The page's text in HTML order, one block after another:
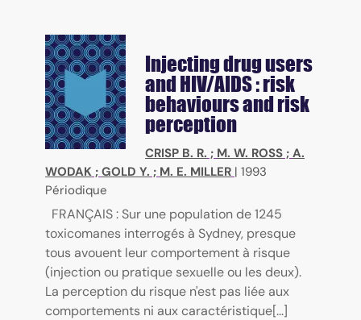
Injecting drug users
and HIV/AIDS : risk
behaviours and risk
perception
CRISP B. R. ; M. W. ROSS ; A.
WODAK ; GOLD Y. ; M. E. MILLER | 1993
Périodique
FRANÇAIS : Sur une population de 1245
toxicomanes interrogés à Sydney, presque
tous avouent leur comportement à risque
(injection ou pratique sexuelle ou les deux).
La perception du risque n'est pas liée aux
comportements ni aux caractéristique[...]